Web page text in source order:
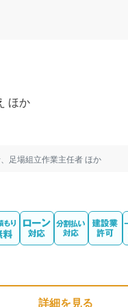
ほか
足場組立作業主任者 ほか
詳細を見る